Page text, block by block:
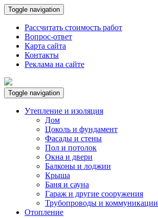
Toggle navigation
Рассчитать стоимость работ
Вопрос-ответ
Карта сайта
Контакты
Реклама на сайте
Toggle navigation
Утепление и изоляция
Дом
Цоколь и фундамент
Фасады и стены
Пол и потолок
Окна и двери
Балконы и лоджии
Крыша
Баня и сауна
Гараж и другие сооружения
Трубопроводы и коммуникации
Отопление